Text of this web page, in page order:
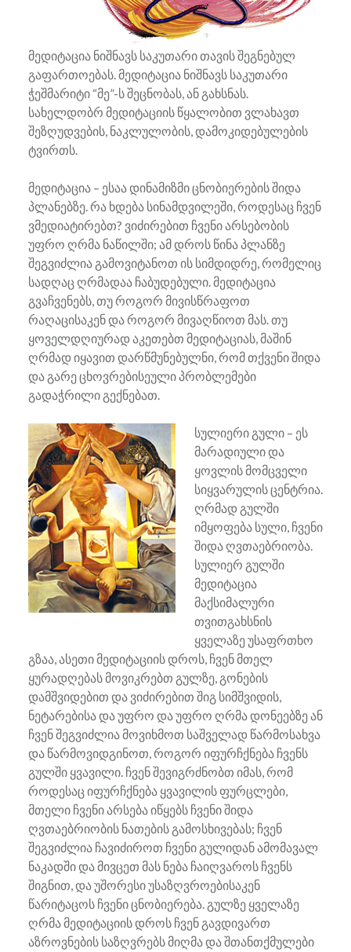
მედიტაცია ნიშნავს საკუთარი თავის შეგნებულ
გაფართოებას. მედიტაცია ნიშნავს საკუთარი
ჭეშმარიტი “მე”-ს შეცნობას, ან გახსნას.
სახელდობრ მედიტაციის წყალობით ვლახავთ
შეზღუდვების, ნაკლულობის, დამოკიდებულების
ტვირთს.
მედიტაცია – ესაა დინამიზმი ცნობიერების შიდა
პლანებზე. რა ხდება სინამდვილეში, როდესაც ჩვენ
ვმედიატირებთ? ვიძირებით ჩვენი არსებობის
უფრო ღრმა ნაწილში; ამ დროს წინა პლანზე
შეგვიძლია გამოვიტანოთ ის სიმდიდრე, რომელიც
სადღაც ღრმადაა ჩაბუდებული. მედიტაცია
გვაჩვენებს, თუ როგორ მივისწრაფოთ
რაღაცისაკენ და როგორ მივაღწიოთ მას. თუ
ყოველდღიურად აკეთებთ მედიტაციას, მაშინ
ღრმად იყავით დარწმუნებულნი, რომ თქვენი შიდა
და გარე ცხოვრებისეული პრობლემები
გადაჭრილი გექნებათ.
სულიერი გული – ეს
მარადიული და
ყოვლის მომცველი
სიყვარულის ცენტრია.
ღრმად გულში
იმყოფება სული, ჩვენი
შიდა ღვთაებრიობა.
სულიერ გულში
მედიტაცია
მაქსიმალური
თვითგახსნის
ყველაზე უსაფრთხო
გზაა, ასეთი მედიტაციის დროს, ჩვენ მთელ
ყურადღებას მოვიკრებთ გულზე, გონების
დამშვიდებით და ვიძირებით შიგ სიმშვიდის,
ნეტარებისა და უფრო და უფრო ღრმა დონეებზე ან
ჩვენ შეგვიძლია მოვიხმოთ საშველად წარმოსახვა
და წარმოვიდგინოთ, როგორ იფურჩქნება ჩვენს
გულში ყვავილი. ჩვენ შევიგრძნობთ იმას, რომ
როდესაც იფურჩქნება ყვავილის ფურცლები,
მთელი ჩვენი არსება იწყებს ჩვენი შიდა
ღვთაებრიობის ნათების გამოსხივებას; ჩვენ
შეგვიძლია ჩავიძიროთ ჩვენი გულიდან ამომავალ
ნაკადში და მივცეთ მას ნება ჩაიღვაროს ჩვენს
შიგნით, და უშორესი უსაზღვროებისაკენ
წარიტაცოს ჩვენი ცნობიერება. გულზე ყველაზე
ღრმა მედიტაციის დროს ჩვენ გავდივართ
აზროვნების საზღვრებს მიღმა და შთანთქმულები